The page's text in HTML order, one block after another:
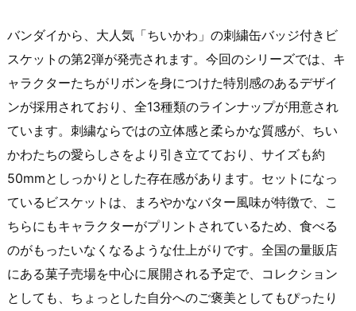
バンダイから、大人気「ちいかわ」の刺繍缶バッジ付きビ
スケットの第2弾が発売されます。今回のシリーズでは、キ
ャラクターたちがリボンを身につけた特別感のあるデザイ
ンが採用されており、全13種類のラインナップが用意され
ています。刺繍ならではの立体感と柔らかな質感が、ちい
かわたちの愛らしさをより引き立てており、サイズも約
50mmとしっかりとした存在感があります。セットになっ
ているビスケットは、まろやかなバター風味が特徴で、こ
ちらにもキャラクターがプリントされているため、食べる
のがもったいなくなるような仕上がりです。全国の量販店
にある菓子売場を中心に展開される予定で、コレクション
としても、ちょっとした自分へのご褒美としてもぴったり